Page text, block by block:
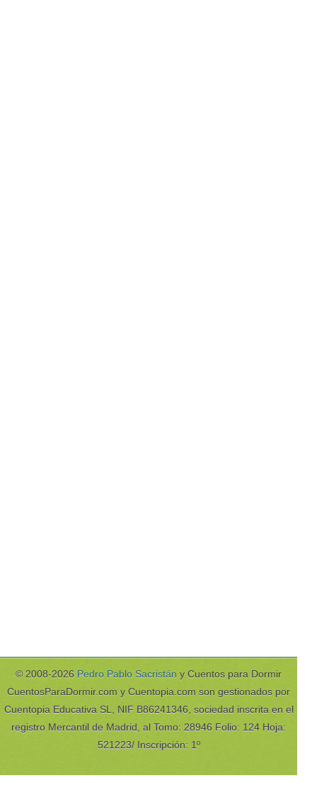
© 2008-2026 Pedro Pablo Sacristán y Cuentos para Dormir
CuentosParaDormir.com y Cuentopia.com son gestionados por
Cuentopia Educativa SL, NIF B86241346, sociedad inscrita en el
registro Mercantil de Madrid, al Tomo: 28946 Folio: 124 Hoja:
521223/ Inscripción: 1º